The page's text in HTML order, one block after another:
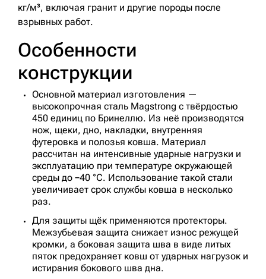
кг/м³, включая гранит и другие породы после
взрывных работ.
Особенности
конструкции
Основной материал изготовления —
высокопрочная сталь Magstrong с твёрдостью
450 единиц по Бринеллю. Из неё производятся
нож, щеки, дно, накладки, внутренняя
футеровка и полозья ковша. Материал
рассчитан на интенсивные ударные нагрузки и
эксплуатацию при температуре окружающей
среды до −40 °С. Использование такой стали
увеличивает срок службы ковша в несколько
раз.
Для защиты щёк применяются протекторы.
Межзубьевая защита снижает износ режущей
кромки, а боковая защита шва в виде литых
пяток предохраняет ковш от ударных нагрузок и
истирания бокового шва дна.